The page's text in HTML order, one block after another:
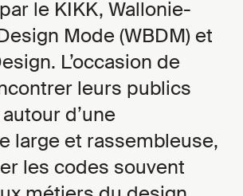
le KIKK, Wallonie-
Mode (WBDM) et
L’occasion de
leurs publics
d’une
large et rassembleuse,
les codes souvent